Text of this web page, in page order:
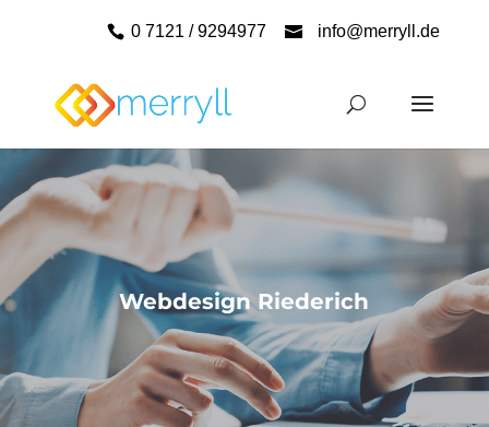
0 7121 / 9294977 info@merryll.de
Webdesign Riederich